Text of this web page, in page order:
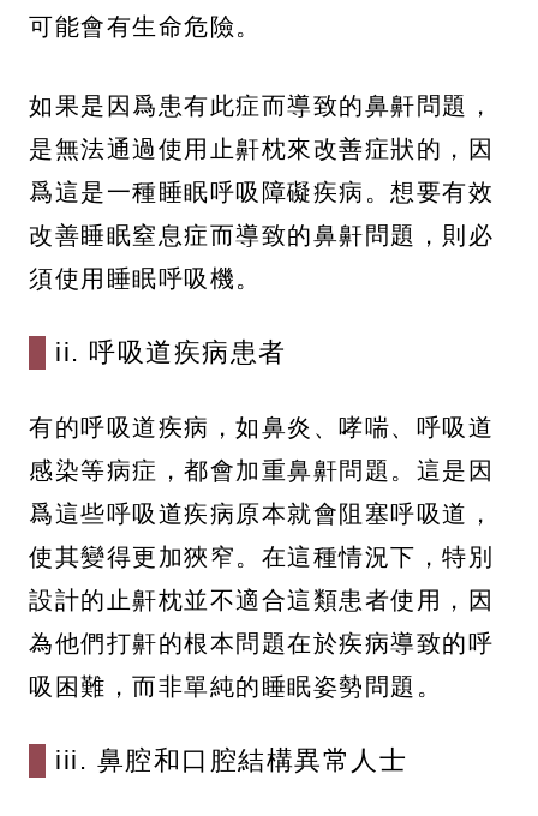
可能會有生命危險。
如果是因爲患有此症而導致的鼻鼾問題，
是無法通過使用止鼾枕來改善症狀的，因
爲這是一種睡眠呼吸障礙疾病。想要有效
改善睡眠窒息症而導致的鼻鼾問題，則必
須使用睡眠呼吸機。
ii. 呼吸道疾病患者
有的呼吸道疾病，如鼻炎、哮喘、呼吸道
感染等病症，都會加重鼻鼾問題。這是因
爲這些呼吸道疾病原本就會阻塞呼吸道，
使其變得更加狹窄。在這種情況下，特別
設計的止鼾枕並不適合這類患者使用，因
為他們打鼾的根本問題在於疾病導致的呼
吸困難，而非單純的睡眠姿勢問題。
iii. 鼻腔和口腔結構異常人士